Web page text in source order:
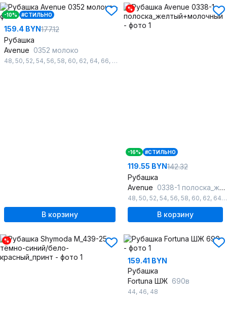
-10% #СТИЛЬНО
159.4 BYN177.12
Рубашка
Avenue 0352 молоко
48, 50, 52, 54, 56, 58, 60, 62, 64, 66, 68
В корзину
%
-16% #СТИЛЬНО
119.55 BYN142.32
Рубашка
Avenue 0338-1 полоска_желтый+молочный
48, 50, 52, 54, 56, 58, 60, 62, 64,
В корзину
%
159.41 BYN
Рубашка
Fortuna ШЖ 690в
44, 46, 48